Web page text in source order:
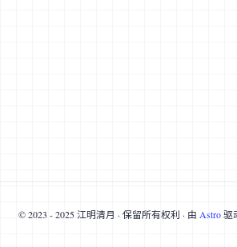
© 2023 - 2025 江明清月 · 保留所有权利 · 由 Astro驱